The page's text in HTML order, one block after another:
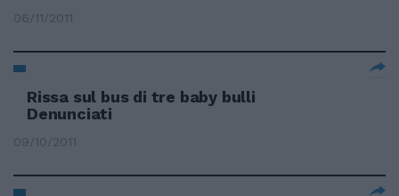
06/11/2011
Rissa sul bus di tre baby bulli
Denunciati
09/10/2011